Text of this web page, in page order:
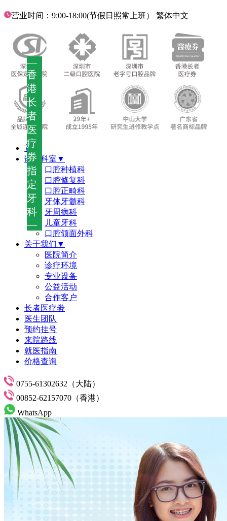
—
香
港
长
者
医
疗
券
指
定
牙
科
—
营业时间：9:00-18:00(节假日照常上班） 繁体中文
首页
诊疗科室▼
口腔种植科
口腔修复科
口腔正畸科
牙体牙髓科
牙周病科
儿童牙科
口腔颌面外科
关于我们▼
医院简介
诊疗环境
专业设备
公益活动
合作客户
长者医疗劵
医生团队
预约挂号
来院路线
就医指南
价格查询
0755-61302632（大陆）
00852-62157070（香港）
WhatsApp